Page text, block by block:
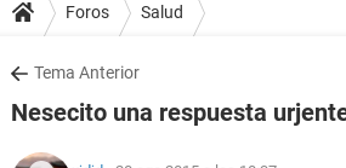
Foros Salud
Tema Anterior
Nesecito una respuesta